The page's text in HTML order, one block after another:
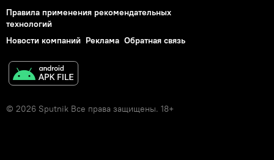
Правила применения рекомендательных
технологий
Новости компаний Реклама Обратная связь
© 2026 Sputnik Все права защищены. 18+